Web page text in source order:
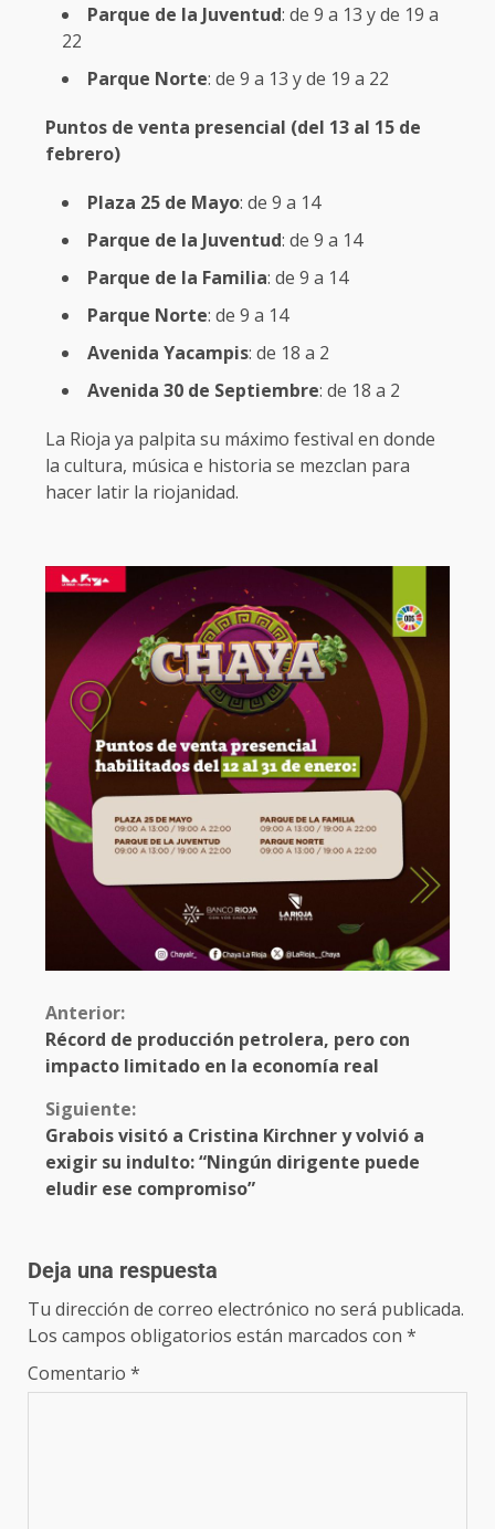
Parque de la Juventud: de 9 a 13 y de 19 a
22
Parque Norte: de 9 a 13 y de 19 a 22
Puntos de venta presencial (del 13 al 15 de
febrero)
Plaza 25 de Mayo: de 9 a 14
Parque de la Juventud: de 9 a 14
Parque de la Familia: de 9 a 14
Parque Norte: de 9 a 14
Avenida Yacampis: de 18 a 2
Avenida 30 de Septiembre: de 18 a 2
La Rioja ya palpita su máximo festival en donde
la cultura, música e historia se mezclan para
hacer latir la riojanidad.
Anterior:
Récord de producción petrolera, pero con
impacto limitado en la economía real
Siguiente:
Grabois visitó a Cristina Kirchner y volvió a
exigir su indulto: “Ningún dirigente puede
eludir ese compromiso”
Deja una respuesta
Tu dirección de correo electrónico no será publicada.
Los campos obligatorios están marcados con *
Comentario *